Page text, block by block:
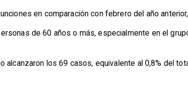
en comparación con febrero del año
de 60 años o más, especialmente en el
alcanzaron los 69 casos, equivalente al 0,8% del